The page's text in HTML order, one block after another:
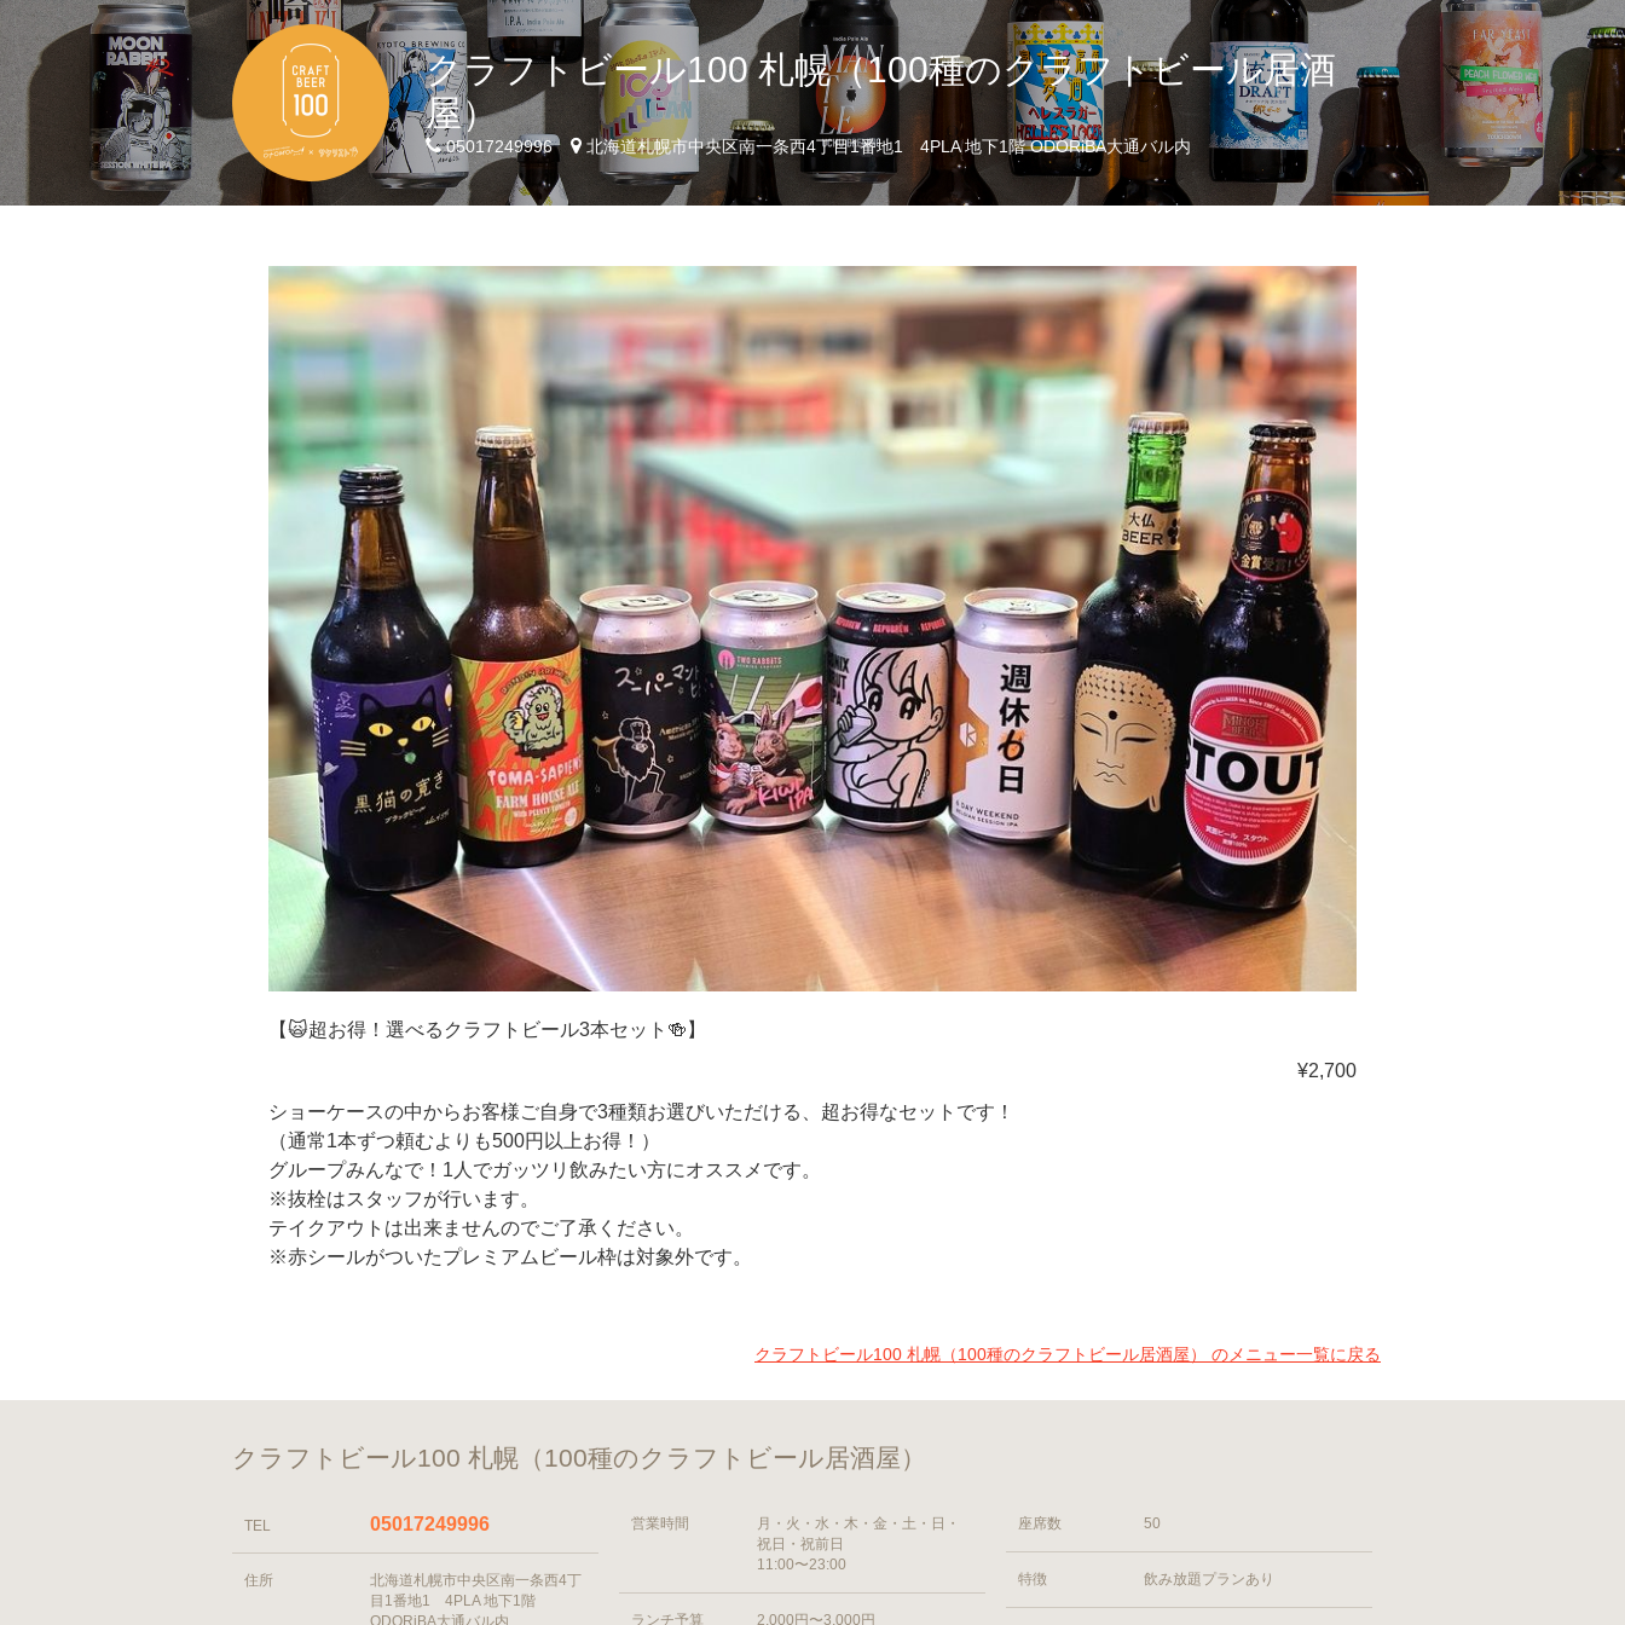
クラフトビール100 札幌（100種のクラフトビール居酒
屋）
05017249996 北海道札幌市中央区南一条西4丁目1番地1 4PLA 地下1階 ODORiBA大通バル内
【🙀超お得！選べるクラフトビール3本セット🍻】
¥2,700
ショーケースの中からお客様ご自身で3種類お選びいただける、超お得なセットです！
（通常1本ずつ頼むよりも500円以上お得！）
グループみんなで！1人でガッツリ飲みたい方にオススメです。
※抜栓はスタッフが行います。
テイクアウトは出来ませんのでご了承ください。
※赤シールがついたプレミアムビール枠は対象外です。
クラフトビール100 札幌（100種のクラフトビール居酒屋） のメニュー一覧に戻る
クラフトビール100 札幌（100種のクラフトビール居酒屋）
TEL 05017249996
住所
北海道札幌市中央区南一条西4丁
目1番地1 4PLA 地下1階
ODORiBA大通バル内
営業時間
月・火・水・木・金・土・日・
祝日・祝前日
11:00〜23:00
ランチ予算 2,000円〜3,000円
座席数 50
特徴 飲み放題プランあり